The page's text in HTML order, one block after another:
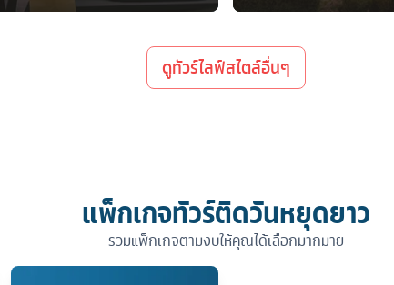
ดูทัวร์ไลฟ์สไตล์อื่นๆ
แพ็กเกจทัวร์ติดวันหยุดยาว
รวมแพ็กเกจตามงบให้คุณได้เลือกมากมาย